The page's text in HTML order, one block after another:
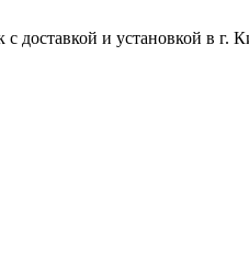
доставкой и установкой в г.